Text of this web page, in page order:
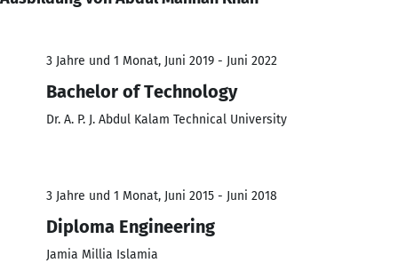
3 Jahre und 1 Monat, Juni 2019 - Juni 2022
Bachelor of Technology
Dr. A. P. J. Abdul Kalam Technical University
3 Jahre und 1 Monat, Juni 2015 - Juni 2018
Diploma Engineering
Jamia Millia Islamia